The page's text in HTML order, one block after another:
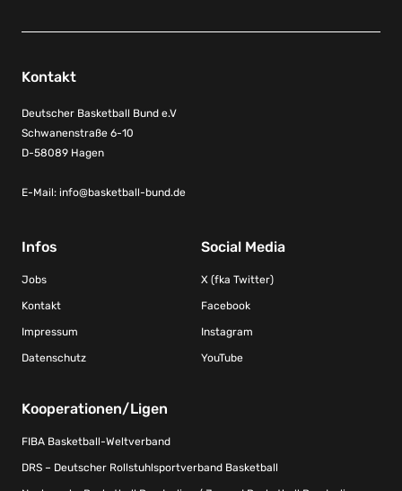
Kontakt
Deutscher Basketball Bund e.V
Schwanenstraße 6-10
D-58089 Hagen
E-Mail: info@basketball-bund.de
Infos
Jobs
Kontakt
Impressum
Datenschutz
Social Media
X (fka Twitter)
Facebook
Instagram
YouTube
Kooperationen/Ligen
FIBA Basketball-Weltverband
DRS – Deutscher Rollstuhlsportverband Basketball